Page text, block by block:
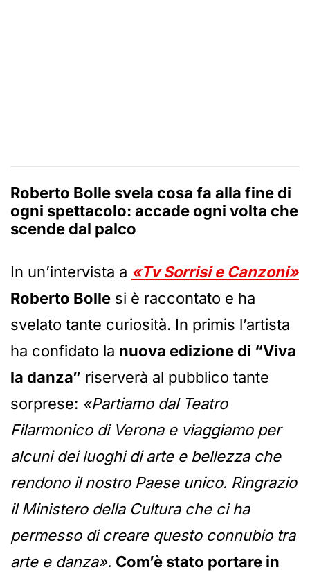
Roberto Bolle svela cosa fa alla fine di
ogni spettacolo: accade ogni volta che
scende dal palco
In un’intervista a «Tv Sorrisi e Canzoni»
Roberto Bolle si è raccontato e ha
svelato tante curiosità. In primis l’artista
ha confidato la nuova edizione di “Viva
la danza” riserverà al pubblico tante
sorprese: «Partiamo dal Teatro
Filarmonico di Verona e viaggiamo per
alcuni dei luoghi di arte e bellezza che
rendono il nostro Paese unico. Ringrazio
il Ministero della Cultura che ci ha
permesso di creare questo connubio tra
arte e danza». Com’è stato portare in